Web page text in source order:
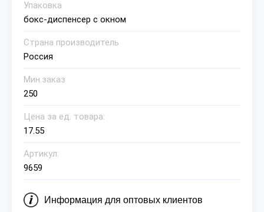
Упаковка
бокс-диспенсер с окном
Страна производитель
Россия
Мин.заказ
250
Цена за ед. товара:
17.55
Артикул:
9659
Информация для оптовых клиентов